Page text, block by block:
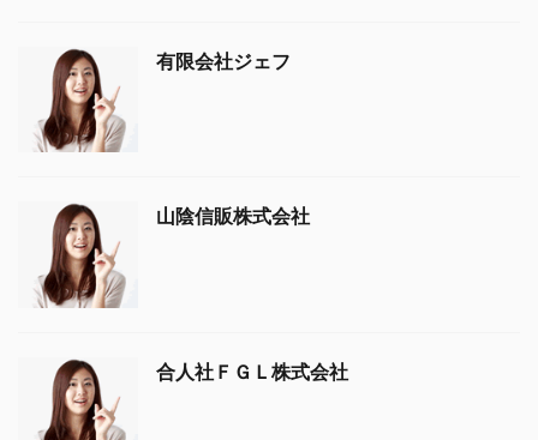
有限会社ジェフ
山陰信販株式会社
合人社ＦＧＬ株式会社